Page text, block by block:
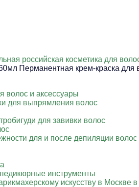
российская косметика для
Перманентная крем-краска для
волос и аксессуары
для выпрямления волос
для завивки волос
для и после депиляции
инструменты
искусству в Москве